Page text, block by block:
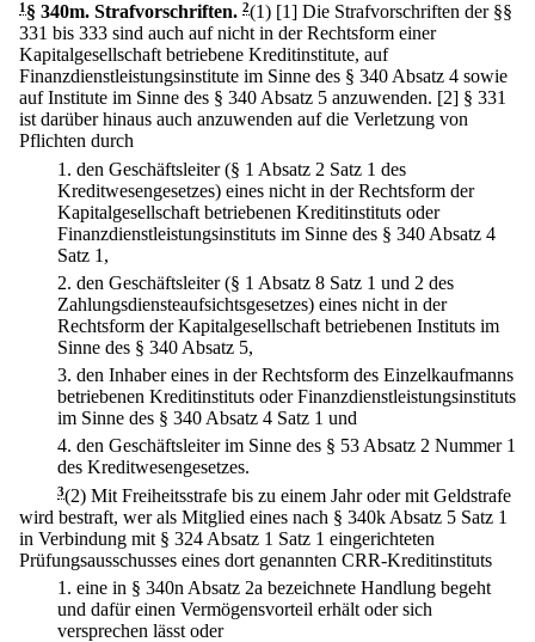
1§ 340m. Strafvorschriften. 2(1) [1] Die Strafvorschriften der §§
331 bis 333 sind auch auf nicht in der Rechtsform einer
Kapitalgesellschaft betriebene Kreditinstitute, auf
Finanzdienstleistungsinstitute im Sinne des § 340 Absatz 4 sowie
auf Institute im Sinne des § 340 Absatz 5 anzuwenden. [2] § 331
ist darüber hinaus auch anzuwenden auf die Verletzung von
Pflichten durch
1. den Geschäftsleiter (§ 1 Absatz 2 Satz 1 des
Kreditwesengesetzes) eines nicht in der Rechtsform der
Kapitalgesellschaft betriebenen Kreditinstituts oder
Finanzdienstleistungsinstituts im Sinne des § 340 Absatz 4
Satz 1,
2. den Geschäftsleiter (§ 1 Absatz 8 Satz 1 und 2 des
Zahlungsdiensteaufsichtsgesetzes) eines nicht in der
Rechtsform der Kapitalgesellschaft betriebenen Instituts im
Sinne des § 340 Absatz 5,
3. den Inhaber eines in der Rechtsform des Einzelkaufmanns
betriebenen Kreditinstituts oder Finanzdienstleistungsinstituts
im Sinne des § 340 Absatz 4 Satz 1 und
4. den Geschäftsleiter im Sinne des § 53 Absatz 2 Nummer 1
des Kreditwesengesetzes.
3(2) Mit Freiheitsstrafe bis zu einem Jahr oder mit Geldstrafe
wird bestraft, wer als Mitglied eines nach § 340k Absatz 5 Satz 1
in Verbindung mit § 324 Absatz 1 Satz 1 eingerichteten
Prüfungsausschusses eines dort genannten CRR-Kreditinstituts
1. eine in § 340n Absatz 2a bezeichnete Handlung begeht
und dafür einen Vermögensvorteil erhält oder sich
versprechen lässt oder